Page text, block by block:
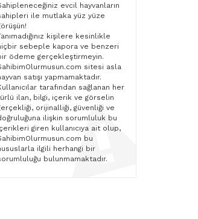
evcil hayvanların
ile mutlaka yüz yüze
kişilere kesinlikle
sebeple kapora ve benzeri
ödeme gerçekleştirmeyin.
sitesi asla
satışı yapmamaktadır.
tarafından sağlanan her
ilan, bilgi, içerik ve görselin
orijinalliği, güvenliği ve
ilişkin sorumluluk bu
giren kullanıcıya ait olup,
bu
ilgili herhangi bir
bulunmamaktadır.